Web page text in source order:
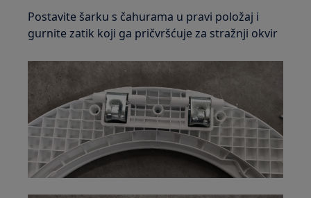
Postavite šarku s čahurama u pravi položaj i
gurnite zatik koji ga pričvršćuje za stražnji okvir